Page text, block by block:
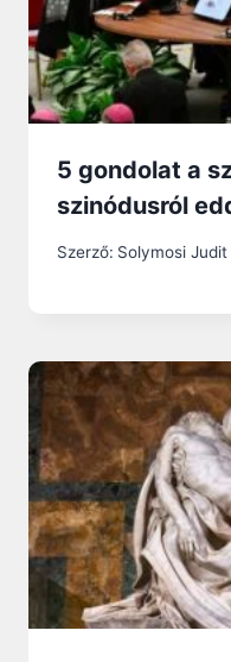
5 gondolat a
szinódusról
Szerző: Solymosi Judit